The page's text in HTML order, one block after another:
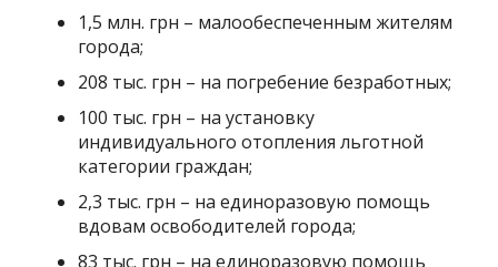
1,5 млн. грн – малообеспеченным жителям
города;
208 тыс. грн – на погребение безработных;
100 тыс. грн – на установку
индивидуального отопления льготной
категории граждан;
2,3 тыс. грн – на единоразовую помощь
вдовам освободителей города;
83 тыс. грн – на единоразовую помощь